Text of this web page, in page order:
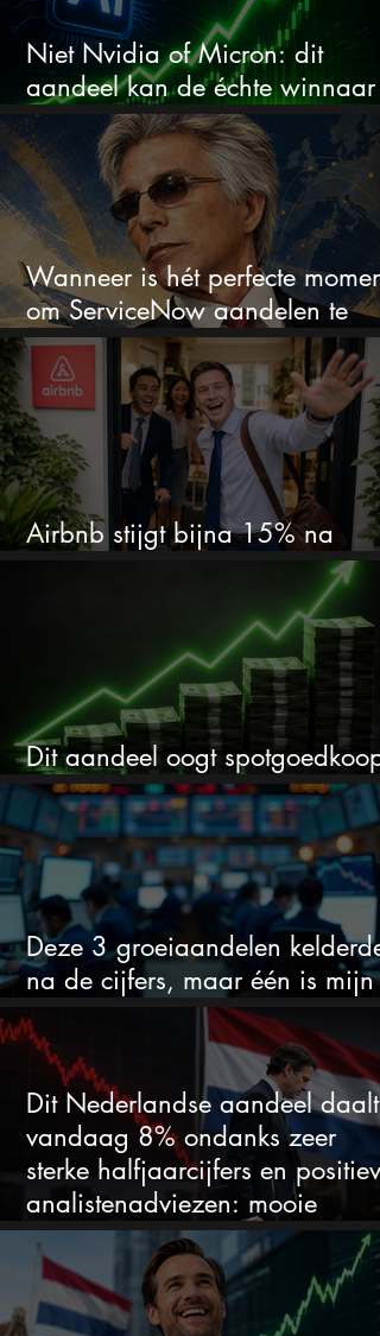
Niet Nvidia of Micron: dit
aandeel kan de échte winnaar
van de AI-race worden
Wanneer is hét perfecte moment
om ServiceNow aandelen te
kopen?
Airbnb stijgt bijna 15% na
cijfers: vooral dit AI-cijfer valt op
Dit aandeel oogt spotgoedkoop
voor hoeveel het kan stijgen
Deze 3 groeiaandelen
na de cijfers, maar één is mijn
duidelijke favoriet
Dit Nederlandse aandeel daalt
vandaag 8% ondanks zeer
sterke halfjaarcijfers en positieve
analistenadviezen: mooie
koopkans?